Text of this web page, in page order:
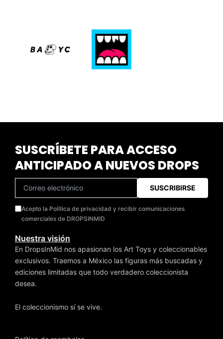
SUSCRÍBETE PARA ACCESO
ANTICIPADO A NUEVOS DROPS
SUSCRIBIRSE
Acepto la Política de privacidad y recibir comunicaciones
comerciales de DROPSINMID
Nuestra visión
En DropsInMid nos apasionan los Art Toys y coleccionables
exclusivos. Traemos a México las figuras más buscadas y
ediciones limitadas que todo verdadero coleccionista
desea.
El coleccionismo sí se vive.